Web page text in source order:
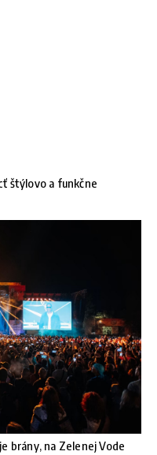
štýlovo a funkčne
brány, na Zelenej Vode